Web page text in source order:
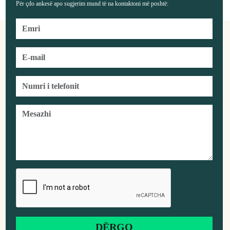
Për çdo ankesë apo sugjerim mund të na kontaktoni më poshtë: